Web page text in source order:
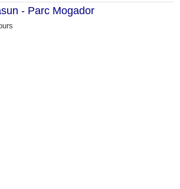
- Parc Mogador